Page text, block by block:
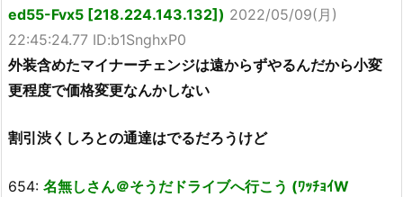
ed55-Fvx5 [218.224.143.132]) 2022/05/09(月)
22:45:24.77 ID:b1SnghxP0
外装含めたマイナーチェンジは遠からずやるんだから小変
更程度で価格変更なんかしない
割引渋くしろとの通達はでるだろうけど
654: 名無しさん＠そうだドライブへ行こう (ﾜｯﾁｮｲW